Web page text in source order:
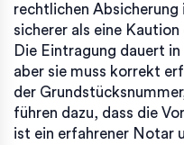
rechtlichen
sicherer als eine
Die Eintragung dauert
aber sie muss korrekt
der
führen dazu, dass die
ist ein erfahrener Notar